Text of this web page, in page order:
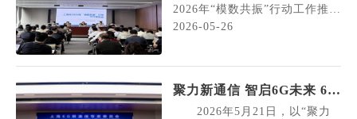
空飞行安全、电磁环境管控...
2026年“模数共振”行动工作推进
会，动员各区、制造业企业和服
话。 会上市经济信息化委
介绍了上海市“模数共振”行动的
2026-05-26
聚力新通信 智启6G未来 6G
产业创新发展大会圆满举行
2026年5月21日，以“聚力